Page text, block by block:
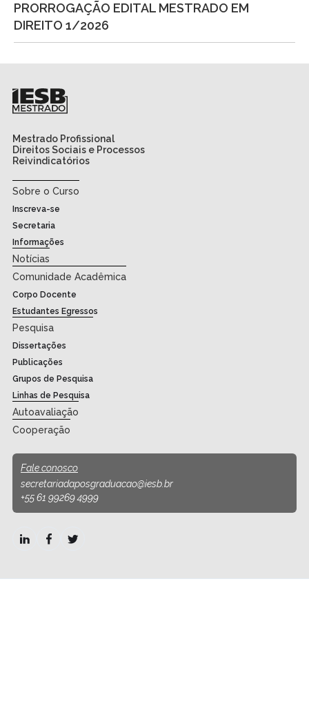
PRORROGAÇÃO EDITAL MESTRADO EM
DIREITO 1/2026
Mestrado Profissional
Direitos Sociais e Processos
Reivindicatórios
Sobre o Curso
Inscreva-se
Secretaria
Informações
Notícias
Comunidade Acadêmica
Corpo Docente
Estudantes Egressos
Pesquisa
Dissertações
Publicações
Grupos de Pesquisa
Linhas de Pesquisa
Autoavaliação
Cooperação
Fale conosco
secretariadaposgraduacao@iesb.br
+55 61 99269 4999